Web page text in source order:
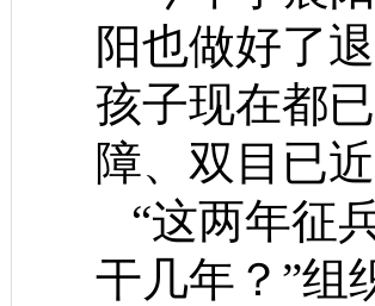
阳也做好了
孩子现在都
障、双目已
“这两年征
干几年？”组